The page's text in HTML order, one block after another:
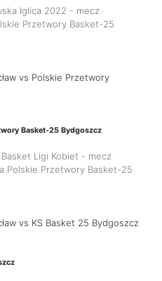
Iglica 2022 - mecz
Przetwory Basket-25
Basket-25 Bydgoszcz
Ligi Kobiet - mecz
Polskie Przetwory Basket-25